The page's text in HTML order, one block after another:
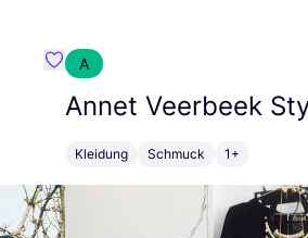
Favorit SEC Surf Every Corner
A
Annet Veerbeek
Kleidung Schmuck 1+